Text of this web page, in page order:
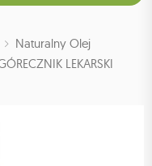
Naturalny Olej
LEKARSKI